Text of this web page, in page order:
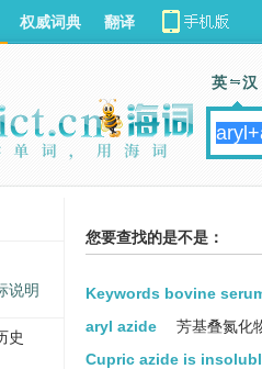
您要查找的是不是：
Keywords bovine
aryl azide
芳基叠氮化
Cupric azide is
权威词典 翻译
英 汉
说明
史